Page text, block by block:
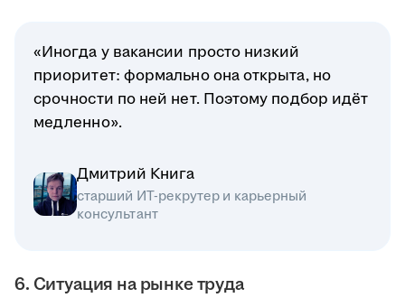
«Иногда у вакансии просто низкий
приоритет: формально она открыта, но
срочности по ней нет. Поэтому подбор идёт
медленно».
Дмитрий Книга
старший ИТ-рекрутер и карьерный
консультант
6. Ситуация на рынке труда